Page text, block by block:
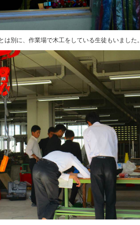
は別に、作業場で木工をしている生徒もいました。